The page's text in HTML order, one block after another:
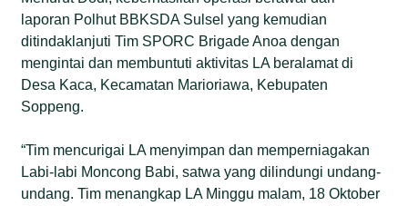
laporan Polhut BBKSDA Sulsel yang kemudian
ditindaklanjuti Tim SPORC Brigade Anoa dengan
mengintai dan membuntuti aktivitas LA beralamat di
Desa Kaca, Kecamatan Marioriawa, Kebupaten
Soppeng.
“Tim mencurigai LA menyimpan dan memperniagakan
Labi-labi Moncong Babi, satwa yang dilindungi undang-
undang. Tim menangkap LA Minggu malam, 18 Oktober